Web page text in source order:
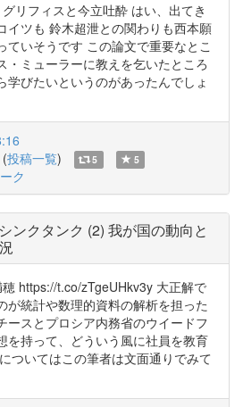
リフィスと今立吐酔 はい、出てき
ツも 鈴木超泄との関わりも西本願
ていそうです この論文で重要なとこ
・ミューラーに教えを乞いたところ
学びたいというのがあったんでしょ
(投稿一覧) 5 5
ク
シンクタンク (2) 我が国の動向と
https://t.co/zTgeUHkv3y 大正解で
が統計や数理的資料の解析を担った
ースとプロシア内務省のウイードフ
を持って、どういう風に社員を教育
ついてはこの筆者は文面通りでみて